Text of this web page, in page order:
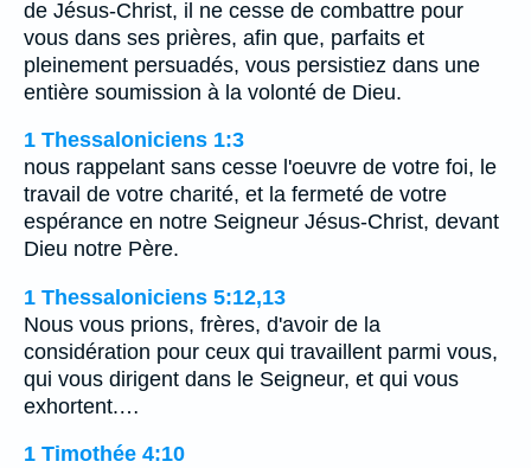
de Jésus-Christ, il ne cesse de combattre pour
vous dans ses prières, afin que, parfaits et
pleinement persuadés, vous persistiez dans une
entière soumission à la volonté de Dieu.
1 Thessaloniciens 1:3
nous rappelant sans cesse l'oeuvre de votre foi, le
travail de votre charité, et la fermeté de votre
espérance en notre Seigneur Jésus-Christ, devant
Dieu notre Père.
1 Thessaloniciens 5:12,13
Nous vous prions, frères, d'avoir de la
considération pour ceux qui travaillent parmi vous,
qui vous dirigent dans le Seigneur, et qui vous
exhortent.…
1 Timothée 4:10